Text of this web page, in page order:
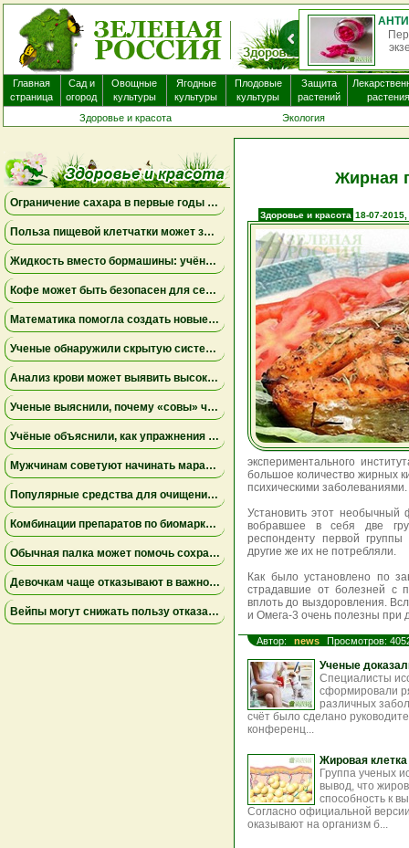
Главная
страница
Сад и
огород
Овощные
культуры
Ягодные
культуры
Плодовые
культуры
Защита
растений
растения
Здоровье и красота
Экология
Ограничение сахара в первые годы жизни может снизить риск болезни Альцгеймера
Польза пищевой клетчатки может зависеть от конкретных бактерий в кишечнике
Жидкость вместо бормашины: учёные подтвердили эффективность нового метода лечения детского кариеса
Кофе может быть безопасен для сердца, а энергетики — повышать риск аритмии
Математика помогла создать новые биомаркеры для прогнозирования рака молочной железы
Ученые обнаружили скрытую систему очистки в задней части глаза
Анализ крови может выявить высокий риск болезни Альцгеймера за десять лет до появления симптомов
Ученые выяснили, почему «совы» чаще набирают жир в области живота
Учёные объяснили, как упражнения замедляют старение мышц
Мужчинам советуют начинать марафон медленнее
Популярные средства для очищения слизи не помогли пациентам на ИВЛ и могут повышать риск осложнений
Комбинации препаратов по биомаркерам помогли уменьшить устойчивую к лечению меланому
Обычная палка может помочь сохранить равновесие
Девочкам чаще отказывают в важной защите после рождения
Вейпы могут снижать пользу отказа от сигарет
Жирная
Здоровье и красота 18-07-
экспериментального
большое количество жирных
психическими заболеваниями.
Установить этот необычный
вобравшее в себя две
респонденту первой
другие же их не потребляли.
Как было установлено по
страдавшие от болезней с
вплоть до выздоровления.
и Омега-3 очень полезны при
Автор: news Просмотров:
Ученые
Специалисты
сформировали
различных
счёт было сделано
конференц...
Жировая
Группа ученых
вывод, что
способность к
Согласно официальной
оказывают на организм б...